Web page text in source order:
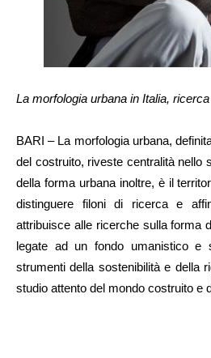
La morfologia urbana in Italia,
BARI – La morfologia urbana,
del costruito, riveste centralità nello
della forma urbana inoltre, è il
distinguere filoni di ricerca e
attribuisce alle ricerche sulla forma
legate ad un fondo umanistico
strumenti della sostenibilità e della
studio attento del mondo costruito e